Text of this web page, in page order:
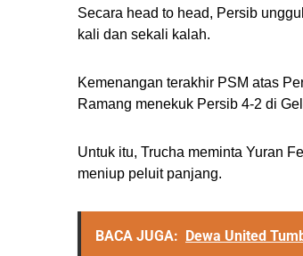
Secara head to head, Persib
kali dan sekali kalah.
Kemenangan terakhir PSM atas
Ramang menekuk Persib 4-2 di
Untuk itu, Trucha meminta Yuran
meniup peluit panjang.
BACA JUGA: Dewa United